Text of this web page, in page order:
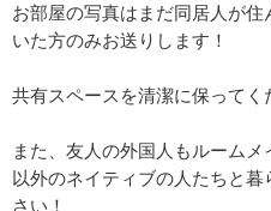
お部屋の写真はまだ同居人が
いた方のみお送りします！
共有スペースを清潔に保ってく
また、友人の外国人もルーム
以外のネイティブの人たちと
さい！